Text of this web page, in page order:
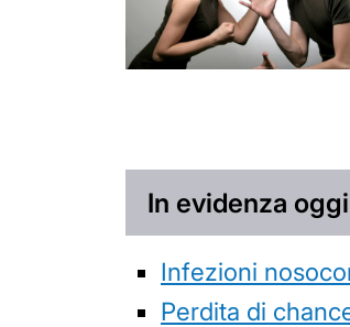
In evidenza oggi
Infezioni
Perdita di